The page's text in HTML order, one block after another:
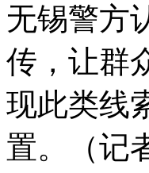
无锡警方
传，让群
现此类线
置。（记